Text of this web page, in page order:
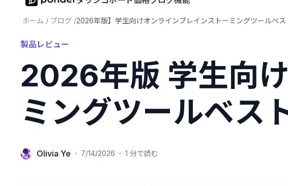
ホーム / ブログ /2026年版】学生向けオンラインブレインストーミングツールベ
製品レビュー
2026年版 学生向
ミングツールベス
Olivia Ye · 7/14/2026 · 1 分で読む